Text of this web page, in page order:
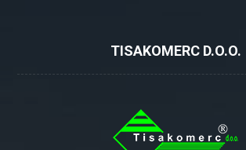
TISAKOMERC D.O.O.